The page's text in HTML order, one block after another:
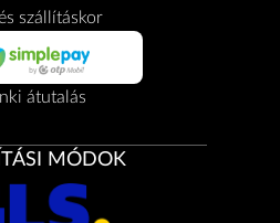
szállításkor
átutalás
MÓDOK